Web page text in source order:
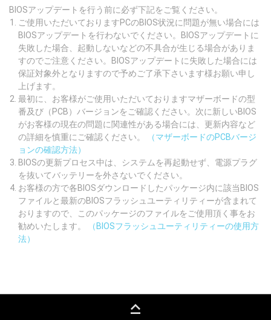
BIOSアップデートを行う前に必ず下記をご覧ください。
ご使用いただいておりますPCのBIOS状況に問題が無い場合には
BIOSアップデートを行わないでください。BIOSアップデートに
失敗した場合、起動しないなどの不具合が生じる場合がありま
すのでご注意ください。BIOSアップデートに失敗した場合には
保証対象外となりますので予めご了承下さいます様お願い申し
上げます。
最初に、お客様がご使用いただいておりますマザーボードの型
番及び（PCB）バージョンをご確認ください。次に新しいBIOS
がお客様の現在の問題に関連性がある場合には、更新内容など
の詳細を慎重にご確認ください。
（マザーボードのPCBバージ
ョンの確認方法）
BIOSの更新プロセス中は、システムを再起動せず、電源プラグ
を抜いてバッテリーを外さないでください。
お客様の方で各BIOSダウンロードしたパッケージ内に該当BIOS
ファイルと最新のBIOSフラッシュユーティリティーが含まれて
おりますので、このパッケージのファイルをご使用頂く事をお
勧めいたします。
（BIOSフラッシュユーティリティーの使用方
法）
keyboard_capslock